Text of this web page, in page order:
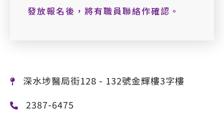
發放報名後，將有職員聯絡作確認。
深水埗醫局街128 - 132號金輝樓3字樓
2387-6475